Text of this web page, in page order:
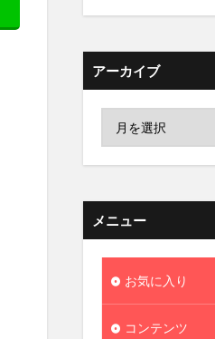
アーカイブ
メニュー
お気に入り
コンテンツ